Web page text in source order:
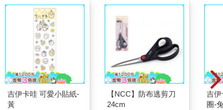
吉伊卡哇 可愛小貼紙-
黃
【NCC】防布逃剪刀
24cm
吉伊卡哇
圈-